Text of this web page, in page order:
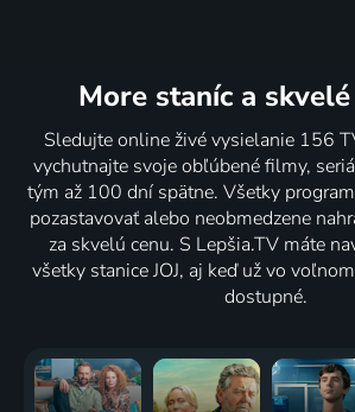
More staníc a
Sledujte online živé vysielanie 156
vychutnajte svoje obľúbené filmy,
tým až 100 dní spätne. Všetky
pozastavovať alebo neobmedzene
za skvelú cenu. S Lepšia.TV máte
všetky stanice JOJ, aj keď už vo
dostupné.